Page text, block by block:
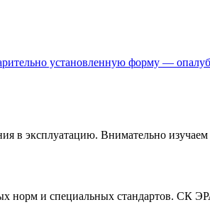
установленную форму —
эксплуатацию. Внимательно изучаем
норм и специальных стандартов. СК